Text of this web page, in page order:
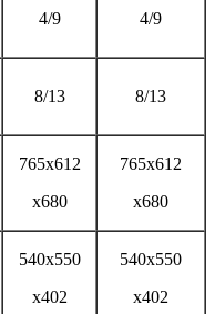
4/9 4/9
8/13 8/13
765х612
х680
765х612
х680
540х550
х402
540х550
х402